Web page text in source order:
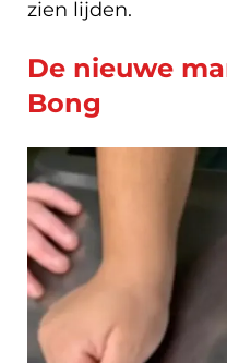
zien lijden.
De nieuwe
Bong